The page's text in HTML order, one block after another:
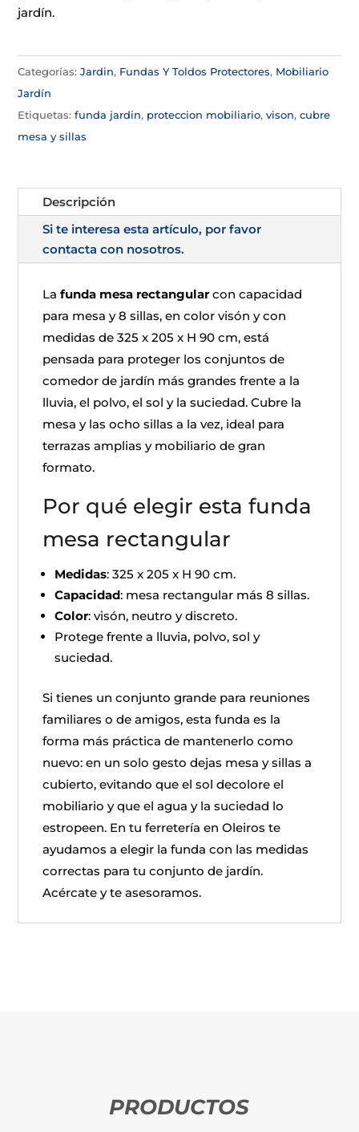
jardín.
Categorías:Jardin, Fundas Y Toldos Protectores, Mobiliario
Jardín
Etiquetas:funda jardin, proteccion mobiliario,vison,cubre
mesa y sillas
Descripción
Si te interesa esta artículo, por favor
contacta con nosotros.
Lafunda mesa rectangularcon capacidad
para mesa y 8 sillas, en color visón y con
medidas de 325 x 205 x H 90 cm, está
pensada para proteger los conjuntos de
comedor de jardín más grandes frente a la
lluvia, el polvo, el sol y la suciedad. Cubre la
mesa y las ocho sillas a la vez, ideal para
terrazas amplias y mobiliario de gran
formato.
Por qué elegir esta funda
mesa rectangular
Medidas: 325 x 205 x H 90 cm.
Capacidad: mesa rectangular más 8 sillas.
Color: visón, neutro y discreto.
Protege frente a lluvia, polvo, sol y
suciedad.
Si tienes un conjunto grande para reuniones
familiares o de amigos, esta funda es la
forma más práctica de mantenerlo como
nuevo: en un solo gesto dejas mesa y sillas a
cubierto, evitando que el sol decolore el
mobiliario y que el agua y la suciedad lo
estropeen. En tu ferretería en Oleiros te
ayudamos a elegir la funda con las medidas
correctas para tu conjunto de jardín.
Acércate y te asesoramos.
PRODUCTOS